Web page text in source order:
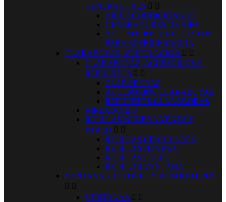
GENERADORES  
AIRE ACONDICIONADO
GENERADORES DE AIRE
ACCESORIOS Y REPUESTOS
PARA REFRIGERACION
CLARABOYAS, VENTILACION  
CLARABOYAS, ACCESORIOS Y
REPUESTOS  
CLARABOYAS
ACCESORIOS CLARABOYAS
REPUESTOS CLARABORAS
AIREADORES
REJILLAS´NEVERA VENTA Y
PARED  
REJILLAS CIRCULARES
REJILLAS NEVERA
REJILLAS PARED
REJILLAS VENTANA
VENTANAS, ESTORES Y MOSQUITEROS
 
VENTANAS  